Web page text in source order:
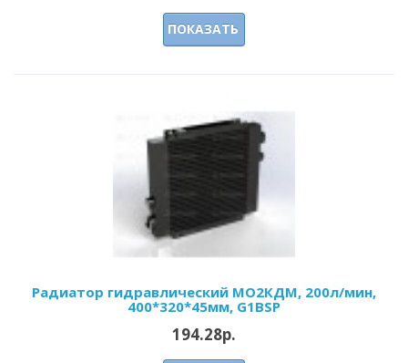
ПОКАЗАТЬ
Радиатор гидравлический МО2КДМ, 200л/мин,
400*320*45мм, G1BSP
194.28р.